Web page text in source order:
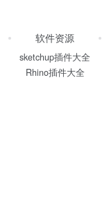
软件资源
sketchup插件大全
Rhino插件大全